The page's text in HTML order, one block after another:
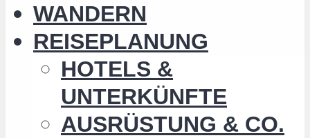
WANDERN
REISEPLANUNG
HOTELS &
UNTERKÜNFTE
AUSRÜSTUNG & CO.